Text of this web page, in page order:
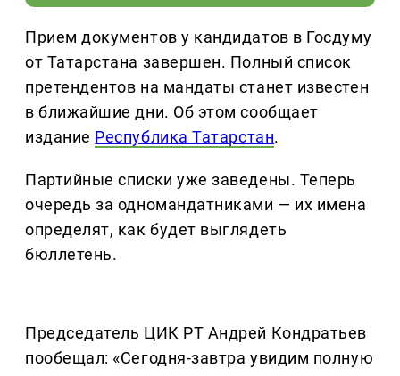
Прием документов у кандидатов в Госдуму
от Татарстана завершен. Полный список
претендентов на мандаты станет известен
в ближайшие дни. Об этом сообщает
издание Республика Татарстан.
Партийные списки уже заведены. Теперь
очередь за одномандатниками — их имена
определят, как будет выглядеть
бюллетень.
Председатель ЦИК РТ Андрей Кондратьев
пообещал: «Сегодня-завтра увидим полную